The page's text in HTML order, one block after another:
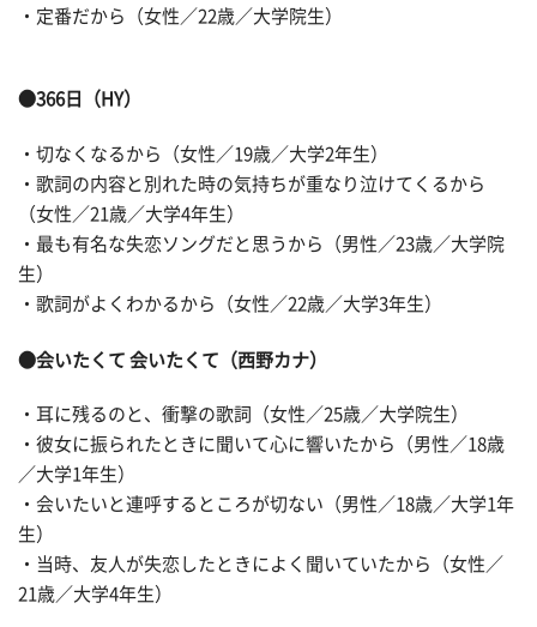
・定番だから（女性／22歳／大学院生）
●366日（HY）
・切なくなるから（女性／19歳／大学2年生）
・歌詞の内容と別れた時の気持ちが重なり泣けてくるから
（女性／21歳／大学4年生）
・最も有名な失恋ソングだと思うから（男性／23歳／大学院
生）
・歌詞がよくわかるから（女性／22歳／大学3年生）
●会いたくて 会いたくて（西野カナ）
・耳に残るのと、衝撃の歌詞（女性／25歳／大学院生）
・彼女に振られたときに聞いて心に響いたから（男性／18歳
／大学1年生）
・会いたいと連呼するところが切ない（男性／18歳／大学1年
生）
・当時、友人が失恋したときによく聞いていたから（女性／
21歳／大学4年生）